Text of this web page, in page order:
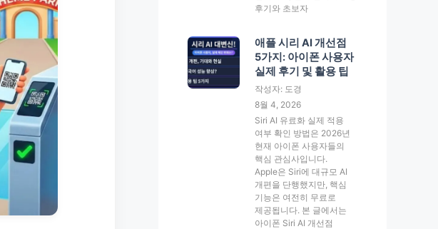
후기와 초보자
애플 시리 AI 개선점
5가지: 아이폰 사용자
실제 후기 및 활용 팁
작성자: 도경
8월 4, 2026
Siri AI 유료화 실제 적용
여부 확인 방법은 2026년
현재 아이폰 사용자들의
핵심 관심사입니다.
Apple은 Siri에 대규모 AI
개편을 단행했지만, 핵심
기능은 여전히 무료로
제공됩니다. 본 글에서는
아이폰 Siri AI 개선점